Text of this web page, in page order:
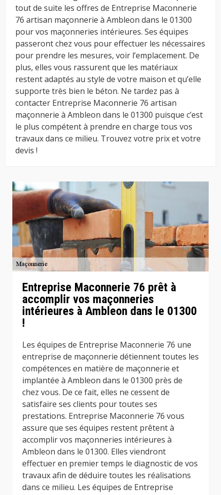
tout de suite les offres de Entreprise Maconnerie
76 artisan maçonnerie à Ambleon dans le 01300
pour vos maçonneries intérieures. Ses équipes
passeront chez vous pour effectuer les nécessaires
pour prendre les mesures, voir l’emplacement. De
plus, elles vous rassurent que les matériaux
restent adaptés au style de votre maison et qu’elle
supporte très bien le béton. Ne tardez pas à
contacter Entreprise Maconnerie 76 artisan
maçonnerie à Ambleon dans le 01300 puisque c’est
le plus compétent à prendre en charge tous vos
travaux dans ce milieu. Trouvez votre prix et votre
devis !
Entreprise Maconnerie 76 prêt à
accomplir vos maçonneries
intérieures à Ambleon dans le 01300
!
Les équipes de Entreprise Maconnerie 76 une
entreprise de maçonnerie détiennent toutes les
compétences en matière de maçonnerie et
implantée à Ambleon dans le 01300 près de
chez vous. De ce fait, elles ne cessent de
satisfaire ses clients pour toutes ses
prestations. Entreprise Maconnerie 76 vous
assure que ses équipes restent prêtent à
accomplir vos maçonneries intérieures à
Ambleon dans le 01300. Elles viendront
effectuer en premier temps le diagnostic de vos
travaux afin de déduire toutes les réalisations
dans ce milieu. Les équipes de Entreprise